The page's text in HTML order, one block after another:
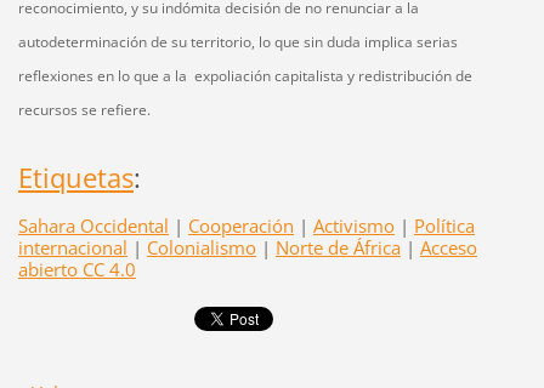
reconocimiento, y su indómita decisión de no renunciar a la
autodeterminación de su territorio, lo que sin duda implica serias
reflexiones en lo que a la expoliación capitalista y redistribución de
recursos se refiere.
Etiquetas:
Sahara Occidental | Cooperación | Activismo | Política
internacional | Colonialismo | Norte de África | Acceso
abierto CC 4.0